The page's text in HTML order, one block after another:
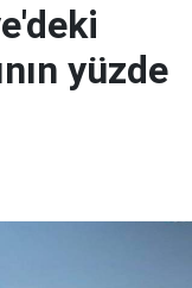
yüzde